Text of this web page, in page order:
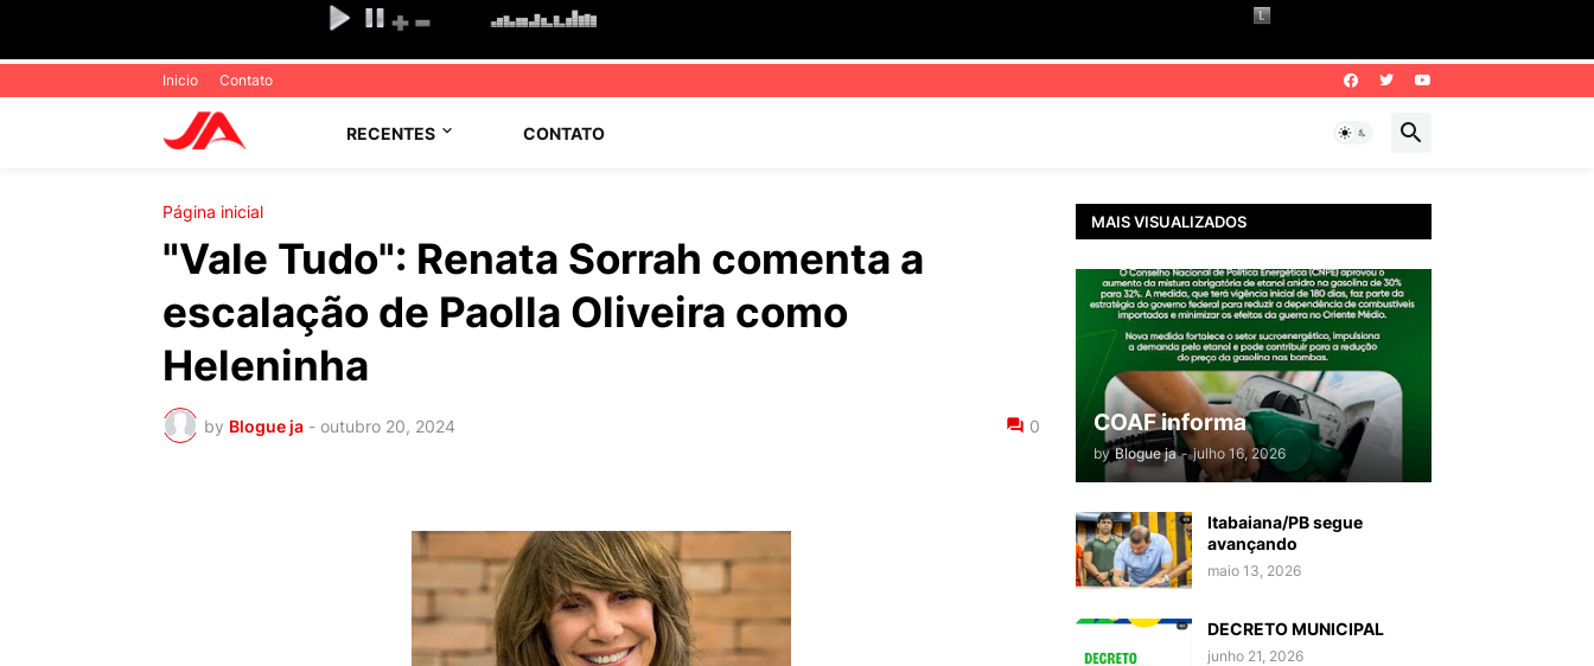
Inicio Contato
RECENTES CONTATO
Página inicial
"Vale Tudo": Renata Sorrah comenta a
escalação de Paolla Oliveira como
Heleninha
by Blogue ja - outubro 20, 2024 0
MAIS VISUALIZADOS
COAF informa
by Blogue ja - julho 16, 2026
Itabaiana/PB segue
avançando
maio 13, 2026
DECRETO MUNICIPAL
junho 21, 2026